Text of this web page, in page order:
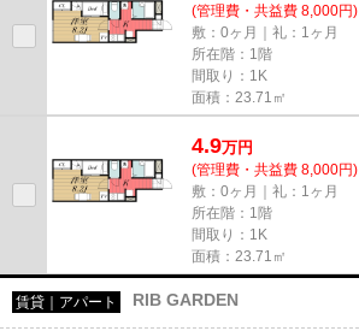
(管理費・共益費 8,000円)
敷：0ヶ月｜礼：1ヶ月
所在階：1階
間取り：1K
面積：23.71㎡
4.9万円
(管理費・共益費 8,000円)
敷：0ヶ月｜礼：1ヶ月
所在階：1階
間取り：1K
面積：23.71㎡
賃貸｜アパート RIB GARDEN